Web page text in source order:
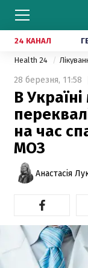
24 КАНАЛ
Health 24
28 березня, 11:58
В
на час
МОЗ
Анастасія